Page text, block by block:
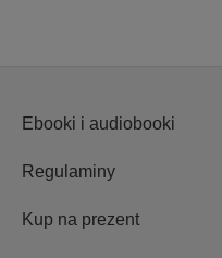
Ebooki i audiobooki
Regulaminy
Kup na prezent